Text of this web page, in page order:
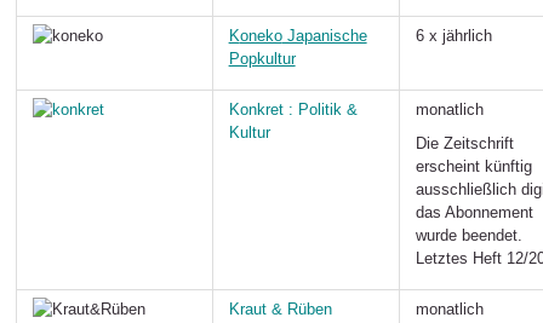
KonekoJapanische
Popkultur
6 x jährlich
Konkret : Politik &
Kultur
monatlich
Die Zeitschrift
erscheint künftig
ausschließlich
das Abonnement
wurde beendet.
Letztes Heft 12/
Kraut & Rüben monatlich